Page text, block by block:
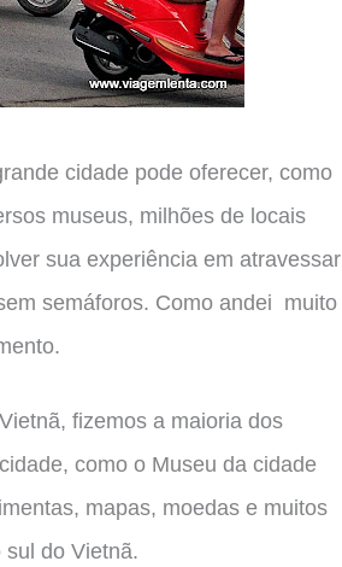
cidade pode oferecer, como
museus, milhões de locais
sua experiência em atravessar
semáforos. Como andei muito
fizemos a maioria dos
como o Museu da cidade
mapas, moedas e muitos
do Vietnã.